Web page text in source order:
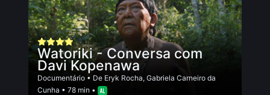
Watoriki - Conversa com
Davi Kopenawa
Documentário • De Eryk Rocha, Gabriela Carneiro da
Cunha • 78 min •